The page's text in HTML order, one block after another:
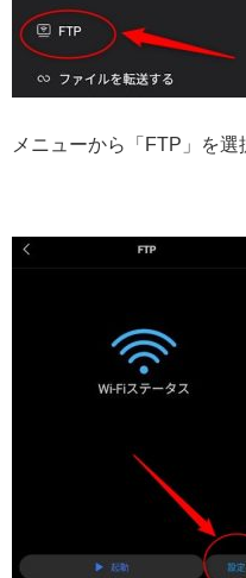
メニューから「FTP」を選